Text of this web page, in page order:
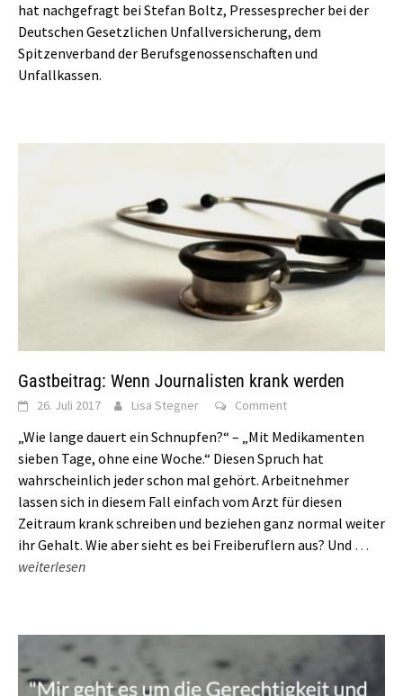
hat nachgefragt bei Stefan Boltz, Pressesprecher bei der
Deutschen Gesetzlichen Unfallversicherung, dem
Spitzenverband der Berufsgenossenschaften und
Unfallkassen.
Gastbeitrag: Wenn Journalisten krank werden
26. Juli 2017 Lisa Stegner Comment
„Wie lange dauert ein Schnupfen?“ – „Mit Medikamenten
sieben Tage, ohne eine Woche.“ Diesen Spruch hat
wahrscheinlich jeder schon mal gehört. Arbeitnehmer
lassen sich in diesem Fall einfach vom Arzt für diesen
Zeitraum krank schreiben und beziehen ganz normal weiter
ihr Gehalt. Wie aber sieht es bei Freiberuflern aus? Und …
weiterlesen